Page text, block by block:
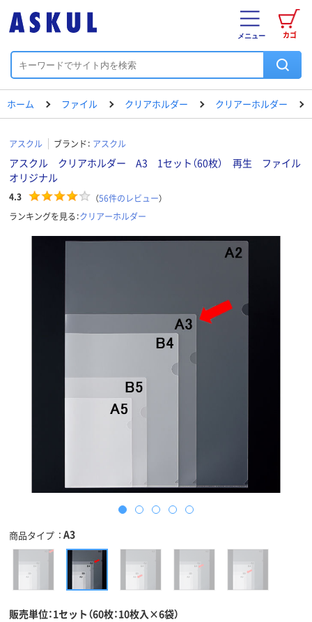
カゴ
メニュー
ホーム ファイル クリアホルダー クリアーホルダー
アスクル ブランド： アスクル
アスクル クリアホルダー A3 1セット（60枚） 再生 ファイル
オリジナル
4.3 （56件のレビュー）
ランキングを見る：クリアーホルダー
商品タイプ A3
販売単位：1セット（60枚：10枚入×6袋）